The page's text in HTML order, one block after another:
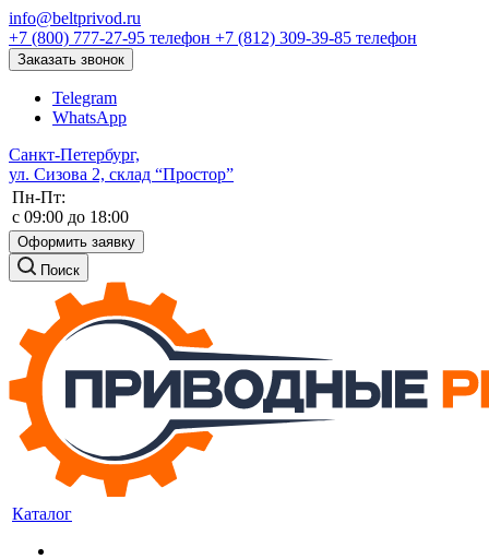
info@beltprivod.ru
+7 (800) 777-27-95 телефон +7 (812) 309-39-85 телефон
Заказать звонок
Telegram
WhatsApp
Санкт-Петербург,
ул. Сизова 2, склад “Простор”
Пн-Пт:
c 09:00 до 18:00
Оформить заявку
Поиск
Каталог